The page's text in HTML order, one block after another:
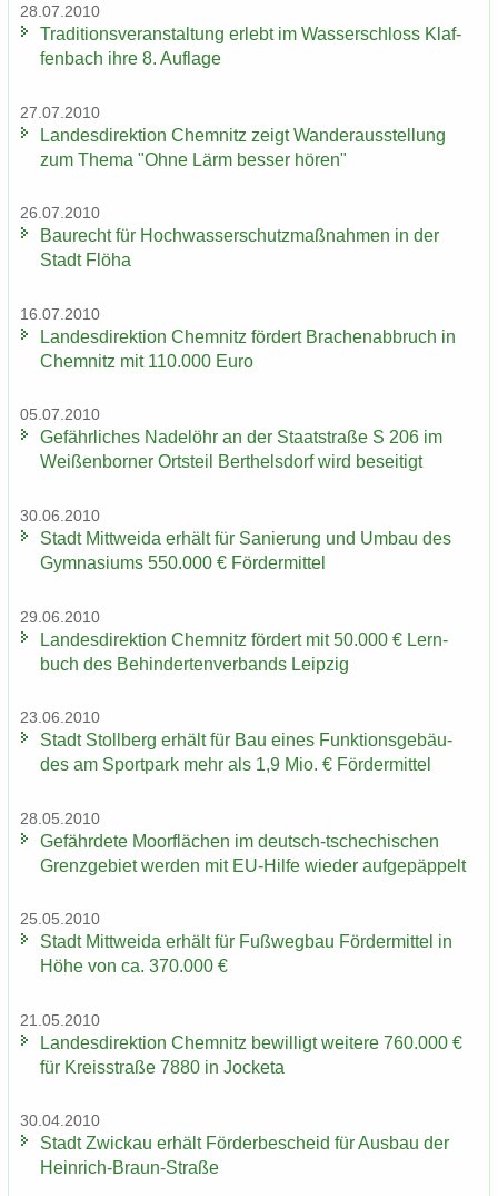
28.07.2010
Tra­di­ti­ons­ver­an­stal­tung er­lebt im Was­ser­schloss Klaf­
fen­bach ihre 8. Auf­la­ge
27.07.2010
Lan­des­di­rek­ti­on Chem­nitz zeigt Wan­der­aus­stel­lung
zum Thema "Ohne Lärm bes­ser hören"
26.07.2010
Bau­recht für Hoch­was­ser­schutz­maß­nah­men in der
Stadt Flöha
16.07.2010
Lan­des­di­rek­ti­on Chem­nitz för­dert Bra­chen­ab­bruch in
Chem­nitz mit 110.000 Euro
05.07.2010
Ge­fähr­li­ches Na­del­öhr an der Staat­stra­ße S 206 im
Wei­ßen­bor­ner Orts­teil Bert­hels­dorf wird be­sei­tigt
30.06.2010
Stadt Mitt­wei­da er­hält für Sa­nie­rung und Umbau des
Gym­na­si­ums 550.000 € För­der­mit­tel
29.06.2010
Lan­des­di­rek­ti­on Chem­nitz för­dert mit 50.000 € Lern­
buch des Be­hin­der­ten­ver­bands Leip­zig
23.06.2010
Stadt Stoll­berg er­hält für Bau eines Funk­ti­ons­ge­bäu­
des am Sport­park mehr als 1,9 Mio. € För­der­mit­tel
28.05.2010
Ge­fähr­de­te Moor­flä­chen im deutsch-​tschechischen
Grenz­ge­biet wer­den mit EU-​Hilfe wie­der auf­ge­päp­pelt
25.05.2010
Stadt Mitt­wei­da er­hält für Fuß­weg­bau För­der­mit­tel in
Höhe von ca. 370.000 €
21.05.2010
Lan­des­di­rek­ti­on Chem­nitz be­wil­ligt wei­te­re 760.000 €
für Kreis­stra­ße 7880 in Jo­cke­ta
30.04.2010
Stadt Zwi­ckau er­hält För­der­be­scheid für Aus­bau der
Heinrich-​Braun-Straße